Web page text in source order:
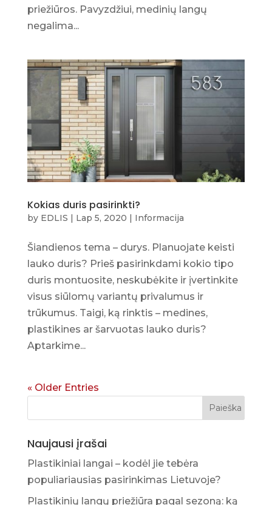
priežiūros. Pavyzdžiui, medinių langų
negalima...
Kokias duris pasirinkti?
by EDLIS | Lap 5, 2020 | Informacija
Šiandienos tema – durys. Planuojate keisti
lauko duris? Prieš pasirinkdami kokio tipo
duris montuosite, neskubėkite ir įvertinkite
visus siūlomų variantų privalumus ir
trūkumus. Taigi, ką rinktis – medines,
plastikines ar šarvuotas lauko duris?
Aptarkime...
« Older Entries
Naujausi įrašai
Plastikiniai langai – kodėl jie tebėra
populiariausias pasirinkimas Lietuvoje?
Plastikinių langų priežiūra pagal sezoną: ką